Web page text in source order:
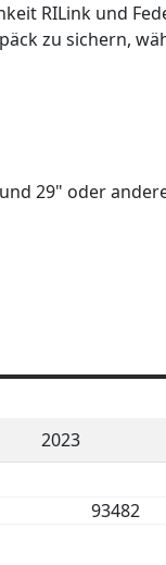
RILink und
zu sichern,
29" oder
2023
93482